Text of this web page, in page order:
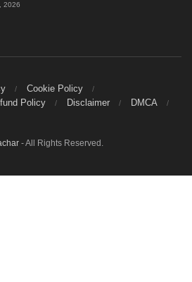
2026
Cookie Policy
Policy Disclaimer
DMCA
- All Rights Reserved.